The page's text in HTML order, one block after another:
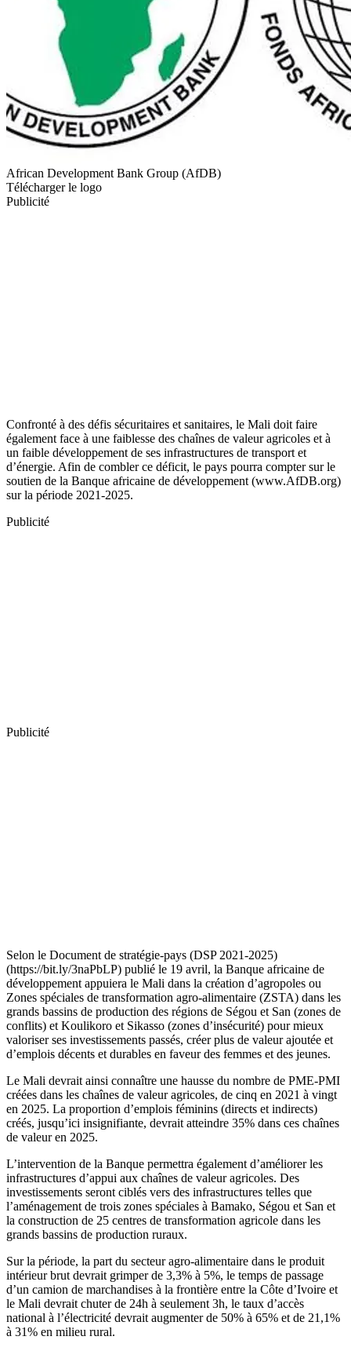
African Development Bank Group (AfDB)
Télécharger le logo
Publicité
Confronté à des défis sécuritaires et sanitaires, le Mali doit faire
également face à une faiblesse des chaînes de valeur agricoles et à
un faible développement de ses infrastructures de transport et
d’énergie. Afin de combler ce déficit, le pays pourra compter sur le
soutien de la Banque africaine de développement (www.AfDB.org)
sur la période 2021-2025.
Publicité
Publicité
Selon le Document de stratégie-pays (DSP 2021-2025)
(https://bit.ly/3naPbLP) publié le 19 avril, la Banque africaine de
développement appuiera le Mali dans la création d’agropoles ou
Zones spéciales de transformation agro-alimentaire (ZSTA) dans les
grands bassins de production des régions de Ségou et San (zones de
conflits) et Koulikoro et Sikasso (zones d’insécurité) pour mieux
valoriser ses investissements passés, créer plus de valeur ajoutée et
d’emplois décents et durables en faveur des femmes et des jeunes.
Le Mali devrait ainsi connaître une hausse du nombre de PME-PMI
créées dans les chaînes de valeur agricoles, de cinq en 2021 à vingt
en 2025. La proportion d’emplois féminins (directs et indirects)
créés, jusqu’ici insignifiante, devrait atteindre 35% dans ces chaînes
de valeur en 2025.
L’intervention de la Banque permettra également d’améliorer les
infrastructures d’appui aux chaînes de valeur agricoles. Des
investissements seront ciblés vers des infrastructures telles que
l’aménagement de trois zones spéciales à Bamako, Ségou et San et
la construction de 25 centres de transformation agricole dans les
grands bassins de production ruraux.
Sur la période, la part du secteur agro-alimentaire dans le produit
intérieur brut devrait grimper de 3,3% à 5%, le temps de passage
d’un camion de marchandises à la frontière entre la Côte d’Ivoire et
le Mali devrait chuter de 24h à seulement 3h, le taux d’accès
national à l’électricité devrait augmenter de 50% à 65% et de 21,1%
à 31% en milieu rural.